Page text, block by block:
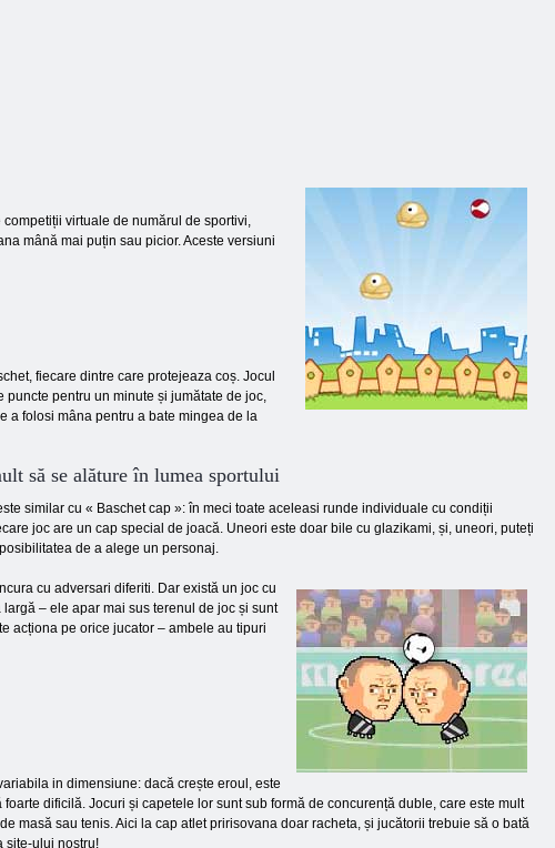
virtuale de numărul de sportivi,
mână mai puțin sau picior. Aceste versiuni
fiecare dintre care protejeaza coș. Jocul
pentru un minute și jumătate de joc,
a folosi mâna pentru a bate mingea de la
să se alăture în lumea sportului
similar cu « Baschet cap »: în meci toate aceleasi runde individuale cu condiții
joc are un cap special de joacă. Uneori este doar bile cu glazikami, și, uneori, puteți
de a alege un personaj.
cu adversari diferiti. Dar există un joc cu
– ele apar mai sus terenul de joc și sunt
acționa pe orice jucator – ambele au tipuri
in dimensiune: dacă crește eroul, este
dificilă. Jocuri și capetele lor sunt sub formă de concurență duble, care este mult
masă sau tenis. Aici la cap atlet pririsovana doar racheta, și jucătorii trebuie să o bată
site-ului nostru!